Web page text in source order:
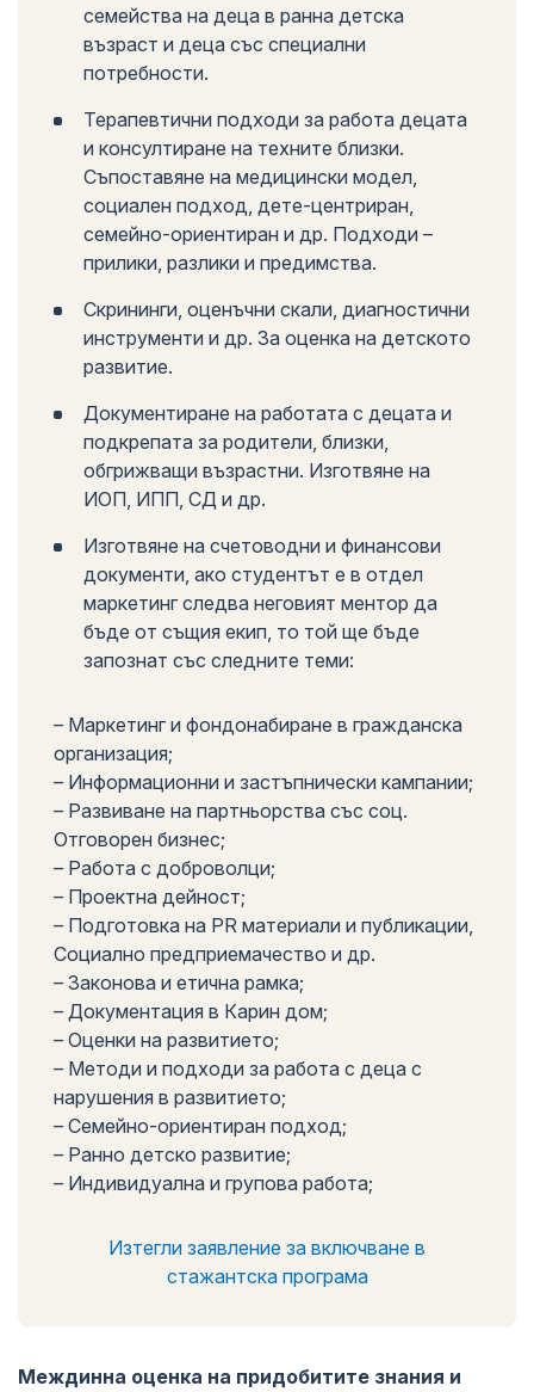
семейства на деца в ранна детска
възраст и деца със специални
потребности.
Терапевтични подходи за работа децата
и консултиране на техните близки.
Съпоставяне на медицински модел,
социален подход, дете-центриран,
семейно-ориентиран и др. Подходи –
прилики, разлики и предимства.
Скрининги, оценъчни скали, диагностични
инструменти и др. За оценка на детското
развитие.
Документиране на работата с децата и
подкрепата за родители, близки,
обгрижващи възрастни. Изготвяне на
ИОП, ИПП, СД и др.
Изготвяне на счетоводни и финансови
документи, ако студентът е в отдел
маркетинг следва неговият ментор да
бъде от същия екип, то той ще бъде
запознат със следните теми:
– Маркетинг и фондонабиране в гражданска
организация;
– Информационни и застъпнически кампании;
– Развиване на партньорства със соц.
Отговорен бизнес;
– Работа с доброволци;
– Проектна дейност;
– Подготовка на PR материали и публикации,
Социално предприемачество и др.
– Законова и етична рамка;
– Документация в Карин дом;
– Оценки на развитието;
– Методи и подходи за работа с деца с
нарушения в развитието;
– Семейно-ориентиран подход;
– Ранно детско развитие;
– Индивидуална и групова работа;
Изтегли заявление за включване в
стажантска програма
Междинна оценка на придобитите знания и